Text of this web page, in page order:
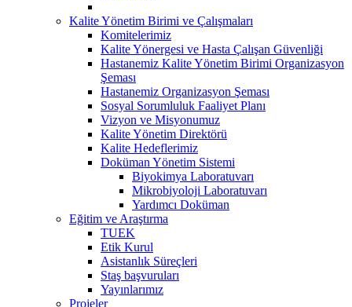
Kalite Yönetim Birimi ve Çalışmaları
Komitelerimiz
Kalite Yönergesi ve Hasta Çalışan Güvenliği
Hastanemiz Kalite Yönetim Birimi Organizasyon
Şeması
Hastanemiz Organizasyon Şeması
Sosyal Sorumluluk Faaliyet Planı
Vizyon ve Misyonumuz
Kalite Yönetim Direktörü
Kalite Hedeflerimiz
Doküman Yönetim Sistemi
Biyokimya Laboratuvarı
Mikrobiyoloji Laboratuvarı
Yardımcı Doküman
Eğitim ve Araştırma
TUEK
Etik Kurul
Asistanlık Süreçleri
Staş başvuruları
Yayınlarımız
Projeler